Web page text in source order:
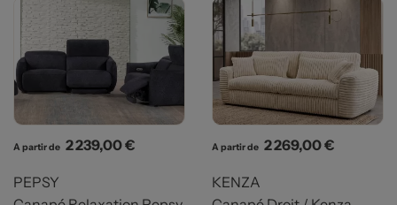
A partir de Prix
2 239,00 €
PEPSY
A partir de Prix
2 269,00 €
KENZA